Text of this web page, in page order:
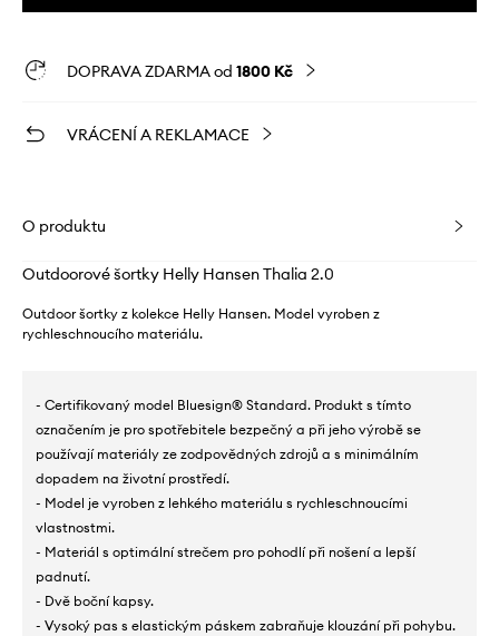
DOPRAVA ZDARMA od 1800 Kč
VRÁCENÍ A REKLAMACE
O produktu
Outdoorové šortky Helly Hansen Thalia 2.0
Outdoor šortky z kolekce Helly Hansen. Model vyroben z
rychleschnoucího materiálu.
- Certifikovaný model Bluesign® Standard. Produkt s tímto
označením je pro spotřebitele bezpečný a při jeho výrobě se
používají materiály ze zodpovědných zdrojů a s minimálním
dopadem na životní prostředí.
- Model je vyroben z lehkého materiálu s rychleschnoucími
vlastnostmi.
- Materiál s optimální strečem pro pohodlí při nošení a lepší
padnutí.
- Dvě boční kapsy.
- Vysoký pas s elastickým páskem zabraňuje klouzání při pohybu.